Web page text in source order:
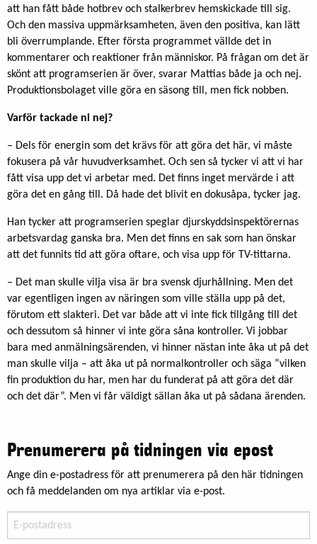
att han fått både hotbrev och stalkerbrev hemskickade till sig.
Och den massiva uppmärksamheten, även den positiva, kan lätt
bli överrumplande. Efter första programmet vällde det in
kommentarer och reaktioner från människor. På frågan om det är
skönt att programserien är över, svarar Mattias både ja och nej.
Produktionsbolaget ville göra en säsong till, men fick nobben.
Varför tackade ni nej?
– Dels för energin som det krävs för att göra det här, vi måste
fokusera på vår huvudverksamhet. Och sen så tycker vi att vi har
fått visa upp det vi arbetar med. Det finns inget mervärde i att
göra det en gång till. Då hade det blivit en dokusåpa, tycker jag.
Han tycker att programserien speglar djurskyddsinspektörernas
arbetsvardag ganska bra. Men det finns en sak som han önskar
att det funnits tid att göra oftare, och visa upp för TV-tittarna.
– Det man skulle vilja visa är bra svensk djurhållning. Men det
var egentligen ingen av näringen som ville ställa upp på det,
förutom ett slakteri. Det var både att vi inte fick tillgång till det
och dessutom så hinner vi inte göra såna kontroller. Vi jobbar
bara med anmälningsärenden, vi hinner nästan inte åka ut på det
man skulle vilja – att åka ut på normalkontroller och säga ”vilken
fin produktion du har, men har du funderat på att göra det där
och det där”. Men vi får väldigt sällan åka ut på sådana ärenden.
Prenumerera på tidningen via epost
Ange din e-postadress för att prenumerera på den här tidningen
och få meddelanden om nya artiklar via e-post.
postadress